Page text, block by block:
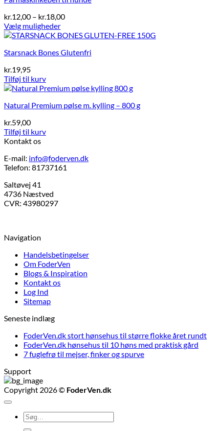
kr.12,00 – kr.18,00Prisinterval:
til
Vælg muligheder
Dette
har
varianter.
Mulighederne
kan
på
varesiden
Starsnack Bones Glutenfri
kr.19,95
Tilføj til kurv
Natural Premium pølse m. kylling – 800 g
kr.59,00
Tilføj til kurv
Kontakt os
E-mail: info@foderven.dk
Telefon: 81737161
Saltøvej 41
4736 Næstved
CVR: 43980297
Navigation
Handelsbetingelser
Om FoderVen
Blogs & Inspiration
Kontakt os
Log Ind
Sitemap
Seneste indlæg
FoderVen.dk stort hønsehus til større flokke året rundt
FoderVen.dk hønsehus til 10 høns med praktisk gård
7 fuglefrø til mejser, finker og spurve
Support
Copyright 2026 © FoderVen.dk
Søg
efter: